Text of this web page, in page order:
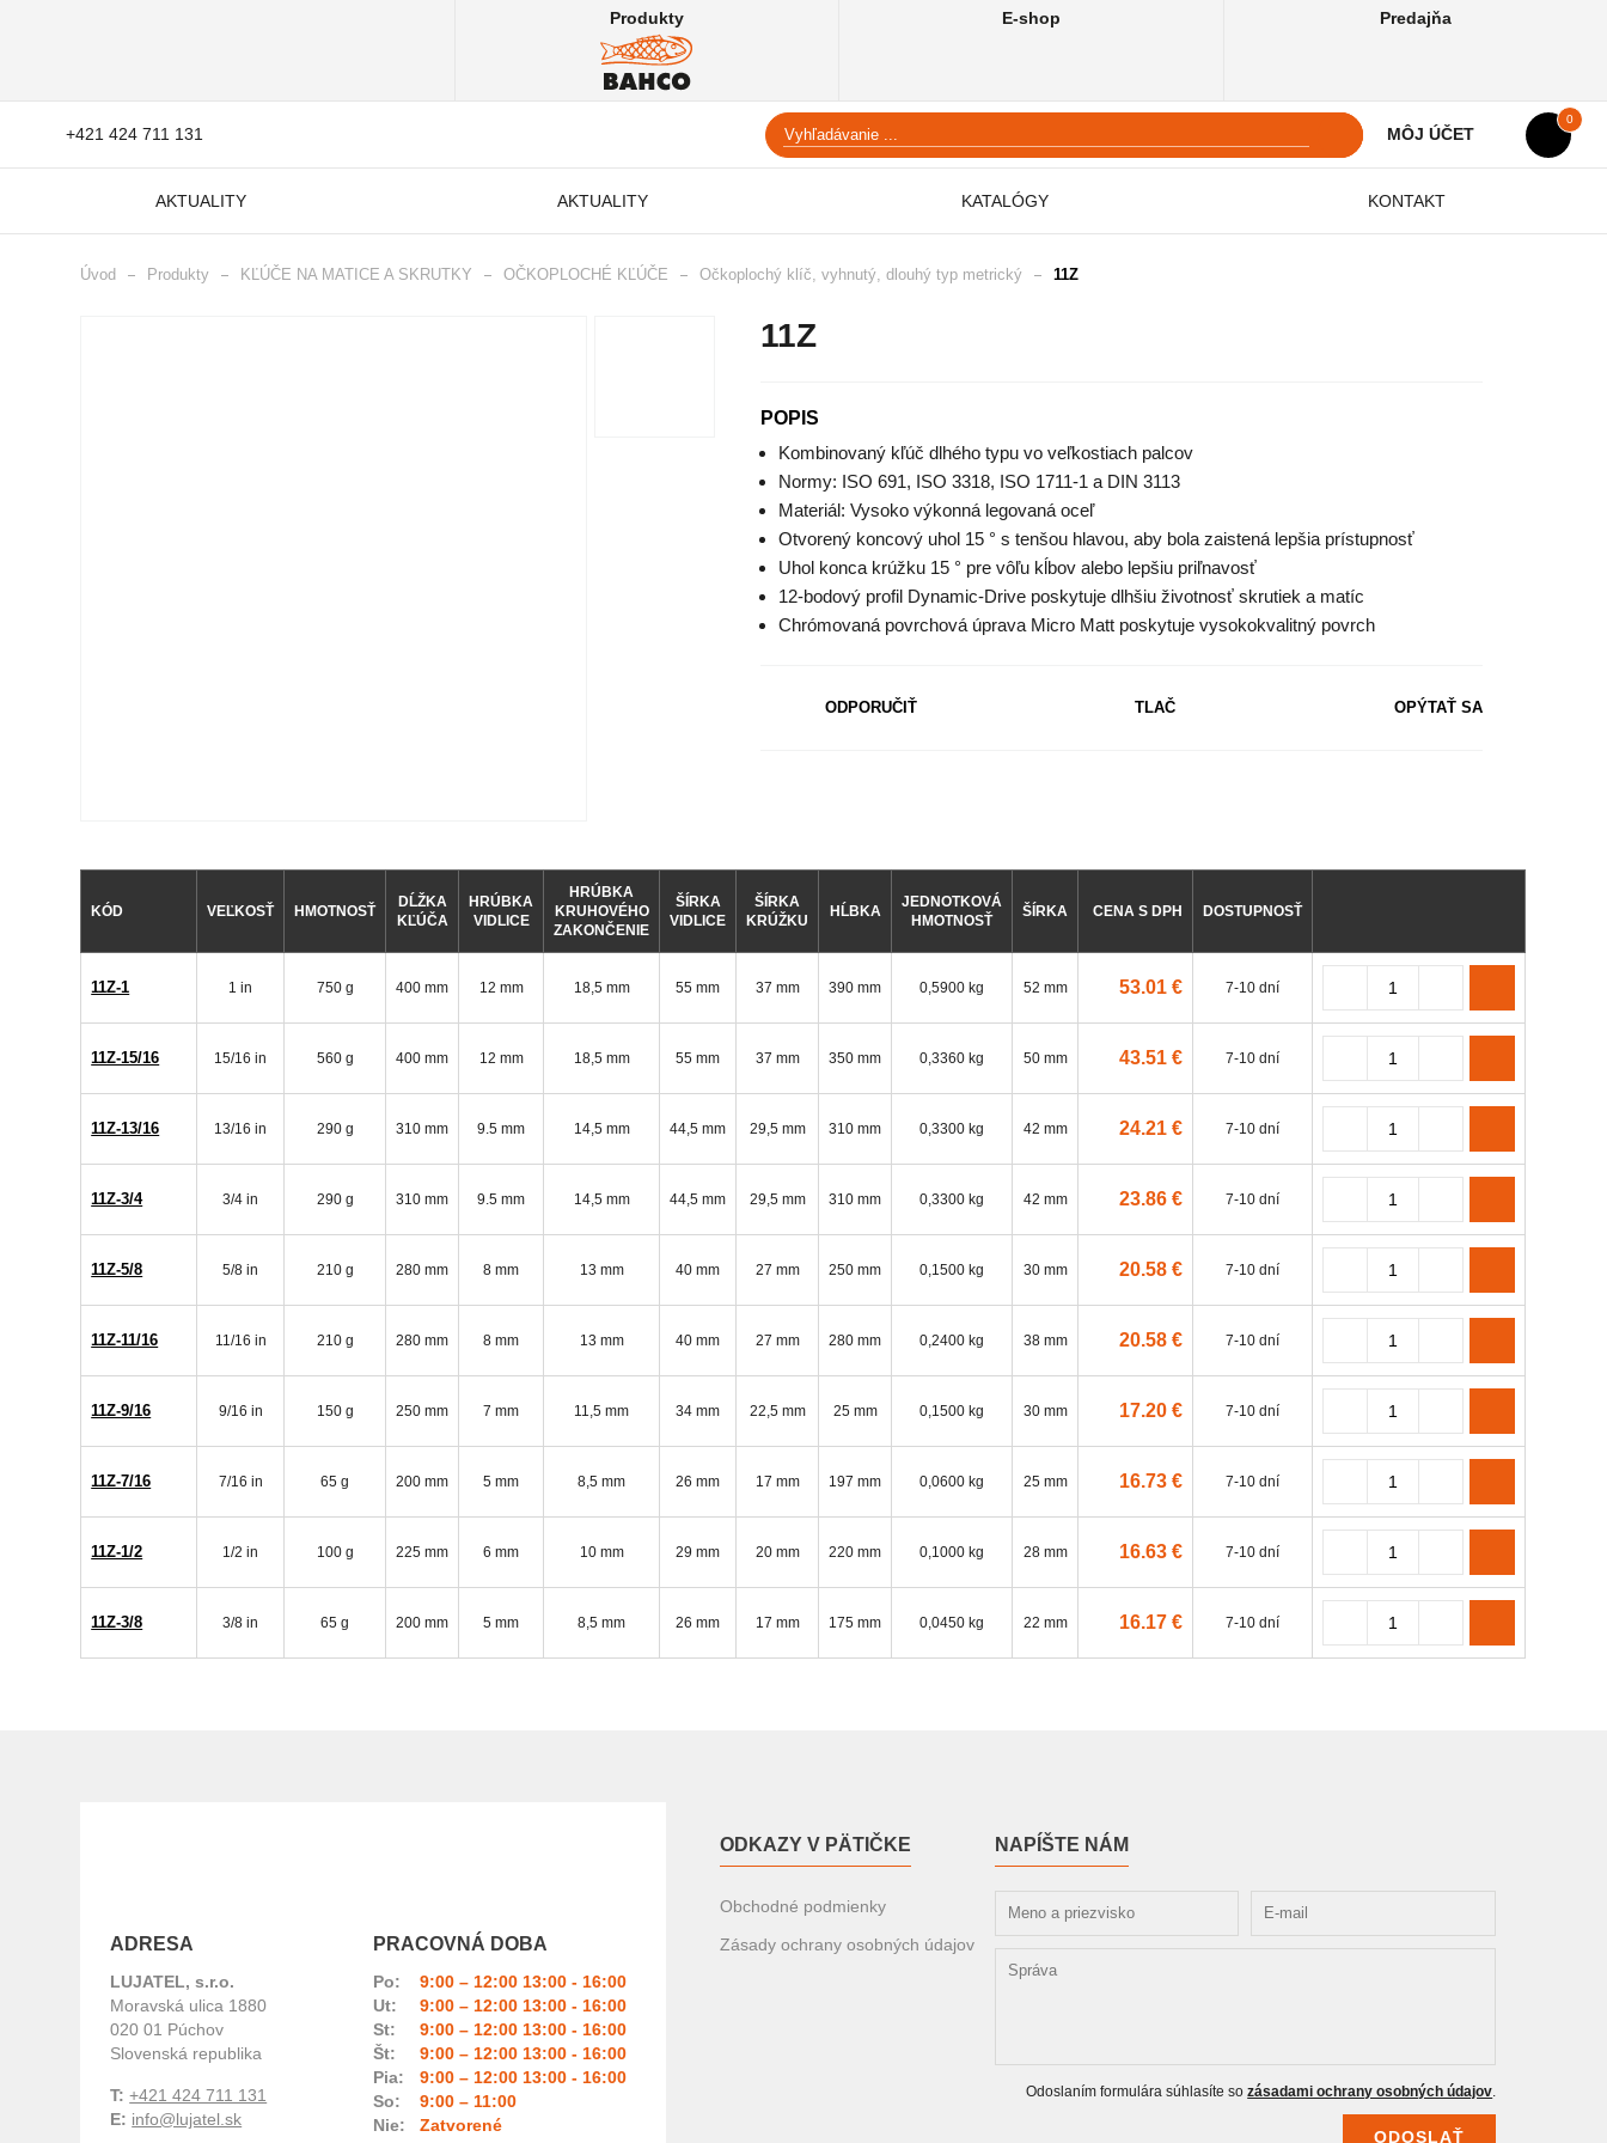
Produkty E-shop Predajňa
+421 424 711 131 MÔJ ÚČET
0
AKTUALITY AKTUALITY KATALÓGY KONTAKT
Úvod Produkty KĽÚČE NA MATICE A SKRUTKY OČKOPLOCHÉ KĽÚČE Očkoplochý klíč, vyhnutý, dlouhý typ metrický 11Z
11Z
POPIS
Kombinovaný kľúč dlhého typu vo veľkostiach palcov
Normy: ISO 691, ISO 3318, ISO 1711-1 a DIN 3113
Materiál: Vysoko výkonná legovaná oceľ
Otvorený koncový uhol 15 ° s tenšou hlavou, aby bola zaistená lepšia prístupnosť
Uhol konca krúžku 15 ° pre vôľu kĺbov alebo lepšiu priľnavosť
12-bodový profil Dynamic-Drive poskytuje dlhšiu životnosť skrutiek a matíc
Chrómovaná povrchová úprava Micro Matt poskytuje vysokokvalitný povrch
ODPORUČIŤ TLAČ OPÝTAŤ SA
KÓD VEĽKOSŤ HMOTNOSŤ
DĹŽKA
KĽÚČA
HRÚBKA
VIDLICE
HRÚBKA
KRUHOVÉHO
ZAKONČENIE
ŠÍRKA
VIDLICE
ŠÍRKA
KRÚŽKU
HĹBKA
JEDNOTKOVÁ
HMOTNOSŤ
ŠÍRKA CENA S DPH DOSTUPNOSŤ
11Z-1 1 in 750 g 400 mm 12 mm 18,5 mm 55 mm 37 mm 390 mm 0,5900 kg 52 mm 53.01 € 7-10 dní
11Z-15/16 15/16 in 560 g 400 mm 12 mm 18,5 mm 55 mm 37 mm 350 mm 0,3360 kg 50 mm 43.51 € 7-10 dní
11Z-13/16 13/16 in 290 g 310 mm 9.5 mm 14,5 mm 44,5 mm 29,5 mm 310 mm 0,3300 kg 42 mm 24.21 € 7-10 dní
11Z-3/4 3/4 in 290 g 310 mm 9.5 mm 14,5 mm 44,5 mm 29,5 mm 310 mm 0,3300 kg 42 mm 23.86 € 7-10 dní
11Z-5/8 5/8 in 210 g 280 mm 8 mm 13 mm 40 mm 27 mm 250 mm 0,1500 kg 30 mm 20.58 € 7-10 dní
11Z-11/16 11/16 in 210 g 280 mm 8 mm 13 mm 40 mm 27 mm 280 mm 0,2400 kg 38 mm 20.58 € 7-10 dní
11Z-9/16 9/16 in 150 g 250 mm 7 mm 11,5 mm 34 mm 22,5 mm 25 mm 0,1500 kg 30 mm 17.20 € 7-10 dní
11Z-7/16 7/16 in 65 g 200 mm 5 mm 8,5 mm 26 mm 17 mm 197 mm 0,0600 kg 25 mm 16.73 € 7-10 dní
11Z-1/2 1/2 in 100 g 225 mm 6 mm 10 mm 29 mm 20 mm 220 mm 0,1000 kg 28 mm 16.63 € 7-10 dní
11Z-3/8 3/8 in 65 g 200 mm 5 mm 8,5 mm 26 mm 17 mm 175 mm 0,0450 kg 22 mm 16.17 € 7-10 dní
ADRESA
LUJATEL, s.r.o.
Moravská ulica 1880
020 01 Púchov
Slovenská republika
T:+421 424 711 131
E: info@lujatel.sk
PRACOVNÁ DOBA
Po:
9:00 – 12:00 13:00 - 16:00
Ut:
9:00 – 12:00 13:00 - 16:00
St:
9:00 – 12:00 13:00 - 16:00
Št:
9:00 – 12:00 13:00 - 16:00
Pia:
9:00 – 12:00 13:00 - 16:00
So:
9:00 – 11:00
Nie:
Zatvorené
ODKAZY V PÄTIČKE
Obchodné podmienky
Zásady ochrany osobných údajov
NAPÍŠTE NÁM
Odoslaním formulára súhlasíte sozásadami ochrany osobných údajov.
ODOSLAŤ